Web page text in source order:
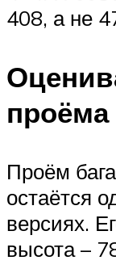
408, а не
проёма
Проём
остаётся
версиях.
высота –